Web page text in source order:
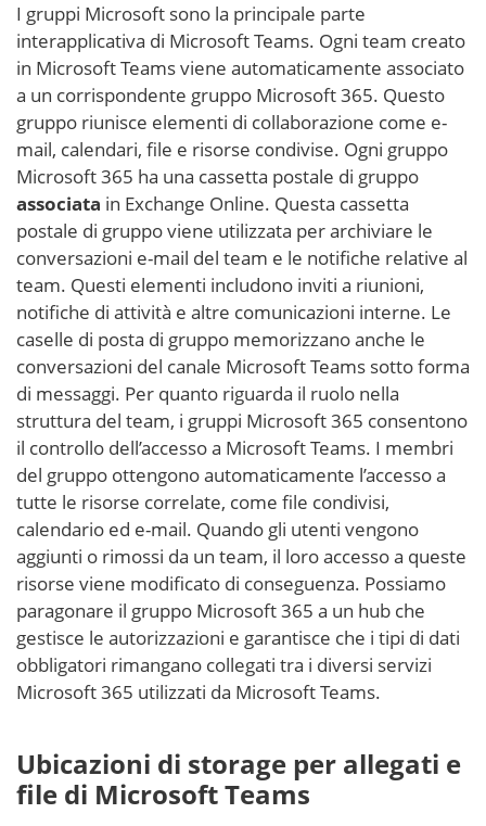
I gruppi Microsoft sono la principale parte
interapplicativa di Microsoft Teams. Ogni team creato
in Microsoft Teams viene automaticamente associato
a un corrispondente gruppo Microsoft 365. Questo
gruppo riunisce elementi di collaborazione come e-
mail, calendari, file e risorse condivise. Ogni gruppo
Microsoft 365 ha una cassetta postale di gruppo
associata in Exchange Online. Questa cassetta
postale di gruppo viene utilizzata per archiviare le
conversazioni e-mail del team e le notifiche relative al
team. Questi elementi includono inviti a riunioni,
notifiche di attività e altre comunicazioni interne. Le
caselle di posta di gruppo memorizzano anche le
conversazioni del canale Microsoft Teams sotto forma
di messaggi. Per quanto riguarda il ruolo nella
struttura del team, i gruppi Microsoft 365 consentono
il controllo dell’accesso a Microsoft Teams. I membri
del gruppo ottengono automaticamente l’accesso a
tutte le risorse correlate, come file condivisi,
calendario ed e-mail. Quando gli utenti vengono
aggiunti o rimossi da un team, il loro accesso a queste
risorse viene modificato di conseguenza. Possiamo
paragonare il gruppo Microsoft 365 a un hub che
gestisce le autorizzazioni e garantisce che i tipi di dati
obbligatori rimangano collegati tra i diversi servizi
Microsoft 365 utilizzati da Microsoft Teams.
Ubicazioni di storage per allegati e
file di Microsoft Teams